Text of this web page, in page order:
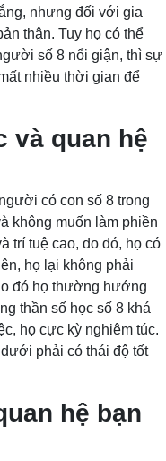
nhưng đối với gia
thân. Tuy họ có thể
số 8 nổi giận, thì sự
nhiều thời gian để
và quan hệ
có con số 8 trong
không muốn làm phiền
trí tuệ cao, do đó, họ có
họ lại không phải
đó họ thường hướng
thần số học số 8 khá
họ cực kỳ nghiêm túc.
phải có thái độ tốt
hệ bạn